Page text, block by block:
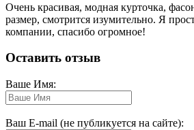
Очень красивая, модная курточка,
размер, смотрится изумительно. Я
компании, спасибо огромное!
Оставить отзыв
Ваше Имя:
Ваш E-mail (не публикуется на сайте):